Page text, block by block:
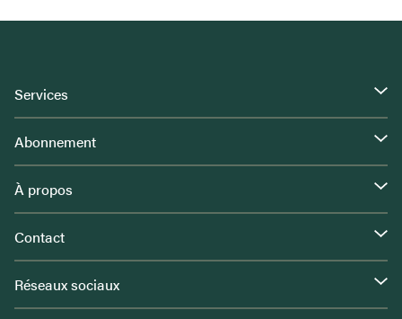
Services
Abonnement
À propos
Contact
Réseaux sociaux